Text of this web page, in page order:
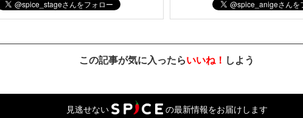
この記事が気に入ったらいいね！ しよう
見逃せない の最新情報をお届けします